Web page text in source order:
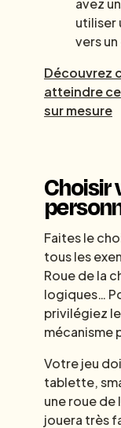
utiliser
vers
Découvrez
atteindre
sur mesure
Choisir
Faites le
tous les
Roue de la
logiques…
privilégiez
mécanisme
Votre jeu
tablette,
une roue de
jouera très